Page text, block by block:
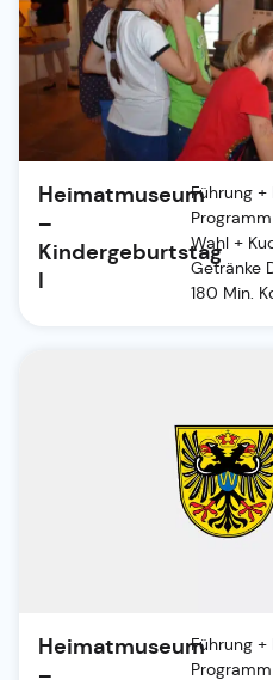
Heimatmuseum
–
Kindergeburtstag
I
Führung
Wahl +
Getränke
180 Min.
HeimatmuseumFührung